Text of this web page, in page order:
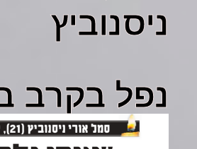
ניסנוביץ
נפל בקרב